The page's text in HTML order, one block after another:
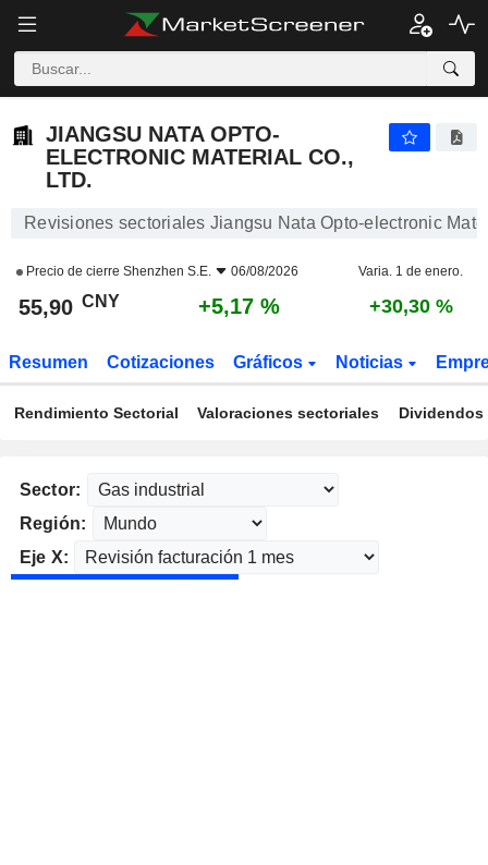
JIANGSU NATA OPTO-
ELECTRONIC MATERIAL CO.,
LTD.
Revisiones sectoriales Jiangsu Nata Opto-electronic
Precio de cierre Shenzhen S.E. 06/08/2026 Varia. 1 de enero.
55,90 CNY +5,17 % +30,30 %
Resumen Cotizaciones Gráficos Noticias
Rendimiento Sectorial Valoraciones sectoriales
Sector:
Región:
Eje X: